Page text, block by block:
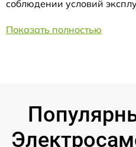
соблюдении условий
Показать полностью